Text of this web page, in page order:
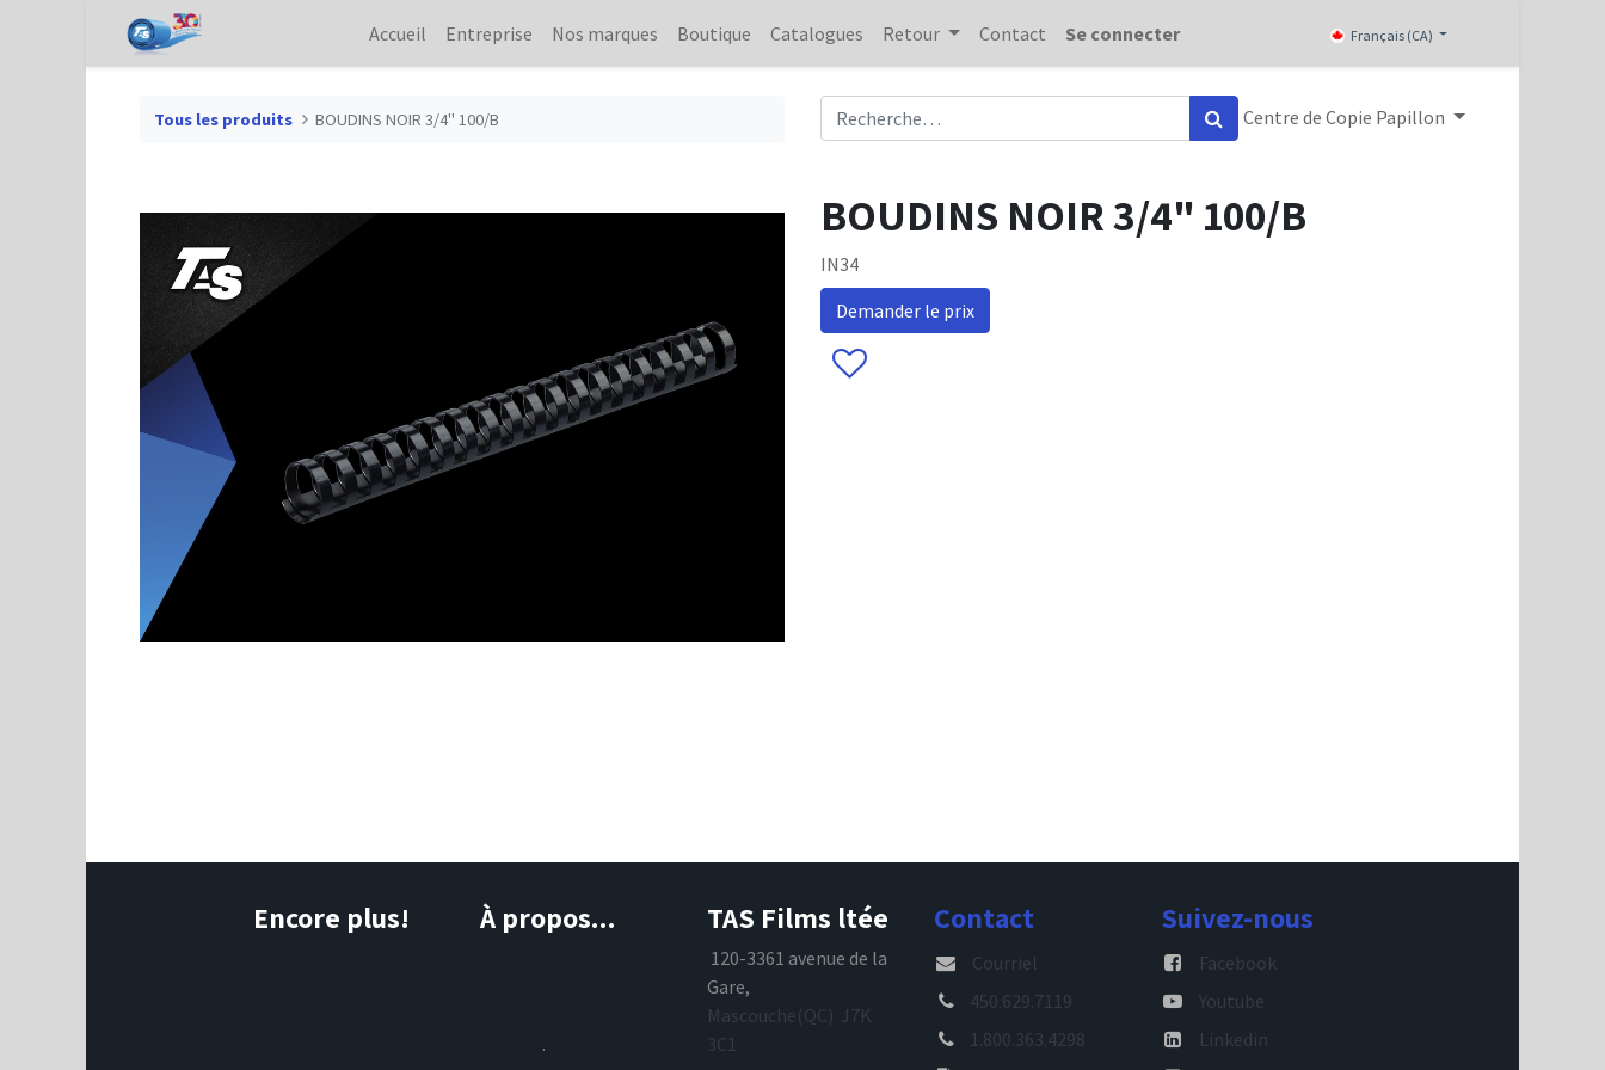
Accueil Entreprise Nos marques Boutique Catalogues Retour Contact Se connecter Français (CA)
Tous les produits BOUDINS NOIR 3/4" 100/B Centre de Copie Papillon
BOUDINS NOIR 3/4" 100/B
IN34
Demander le prix
Encore plus! À propos...
.
TAS Films ltée
120-3361 avenue de la
Gare,
Mascouche(QC) J7K
3C1
Contact
Courriel
450.629.7119
1.800.363.4298
Suivez-nous
Facebook
Youtube
Linkedin